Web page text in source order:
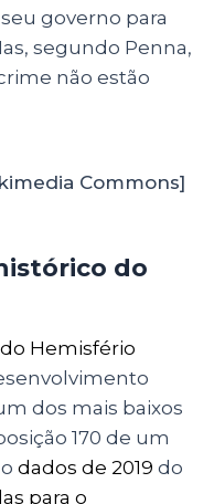
governo para
segundo Penna,
não estão
Commons]
do
Hemisfério
dos mais baixos
170 de um
dados de 2019 do
para o